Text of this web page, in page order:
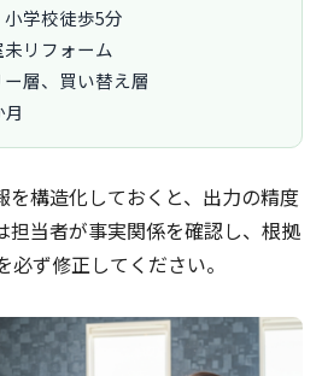
学校徒歩5分
リフォーム
層、買い替え層
を構造化しておくと、出力の精度
担当者が事実関係を確認し、根拠
ず修正してください。